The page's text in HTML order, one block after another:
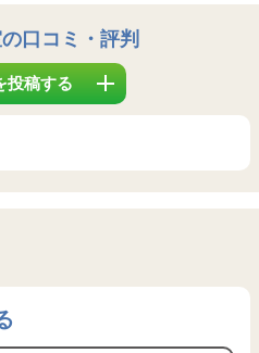
の口コミ・評判
投稿する